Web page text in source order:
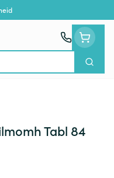
Zoek
Tabl 84